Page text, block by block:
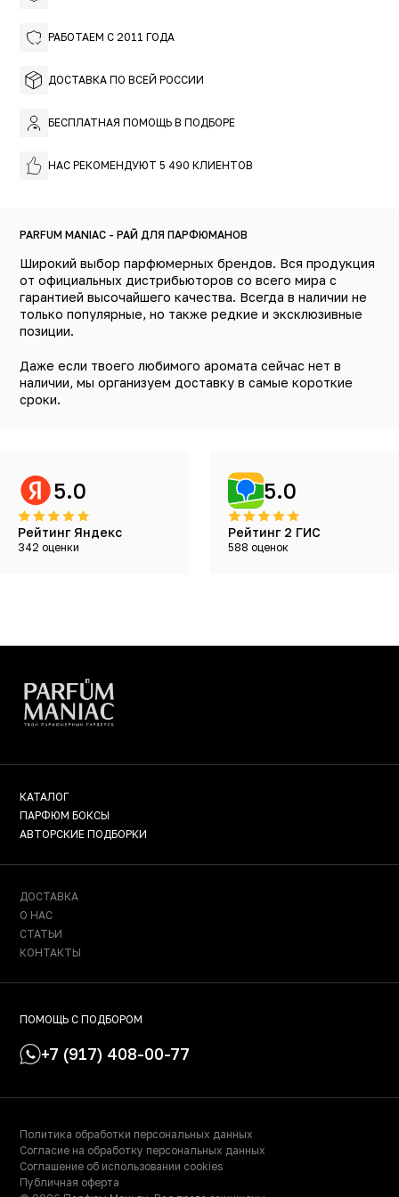
РАБОТАЕМ С 2011 ГОДА
ДОСТАВКА ПО ВСЕЙ РОССИИ
БЕСПЛАТНАЯ ПОМОЩЬ В ПОДБОРЕ
НАС РЕКОМЕНДУЮТ 5 490 КЛИЕНТОВ
PARFUM MANIAC - РАЙ ДЛЯ ПАРФЮМАНОВ
Широкий выбор парфюмерных брендов. Вся продукция
от официальных дистрибьюторов со всего мира с
гарантией высочайшего качества. Всегда в наличии не
только популярные, но также редкие и эксклюзивные
позиции.
Даже если твоего любимого аромата сейчас нет в
наличии, мы организуем доставку в самые короткие
сроки.
5.0
Рейтинг Яндекс
342 оценки
5.0
Рейтинг 2 ГИС
588 оценок
КАТАЛОГ
ПАРФЮМ БОКСЫ
АВТОРСКИЕ ПОДБОРКИ
ДОСТАВКА
О НАС
СТАТЬИ
КОНТАКТЫ
ПОМОЩЬ С ПОДБОРОМ
+7 (917) 408-00-77
Политика обработки персональных данных
Согласие на обработку персональных данных
Соглашение об использовании cookies
Публичная оферта